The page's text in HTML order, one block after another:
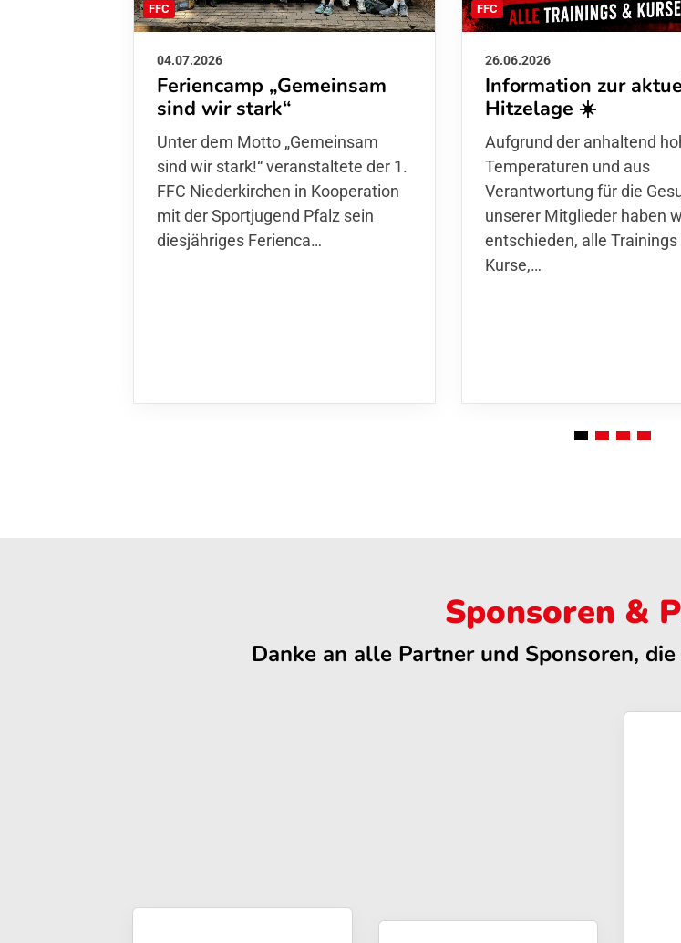
FFC
04.07.2026
Feriencamp „Gemeinsam
sind wir stark“
Unter dem Motto „Gemeinsam sind
wir stark!“ veranstaltete der 1. FFC
Niederkirchen in Kooperation mit
der Sportjugend Pfalz sein
diesjähriges Ferienca…
FFC
26.06.2026
Information zur
Hitzelage ☀️
Aufgrund der anhaltend
Temperaturen und aus
Verantwortung für die
unserer Mitglieder haben
entschieden, alle Trainings
Kurse,…
Sponsoren &
Danke an alle Partner und Sponsoren,